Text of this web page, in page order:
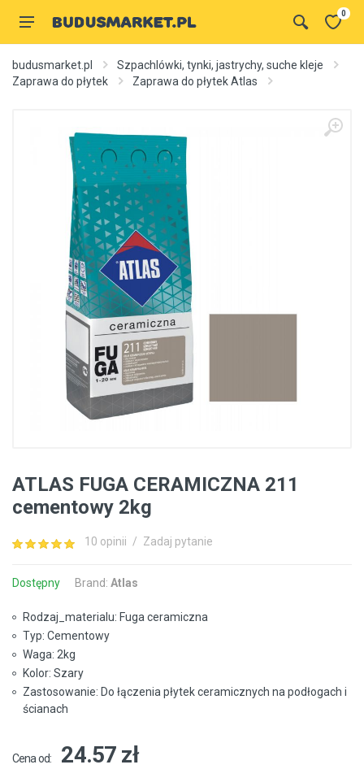
0
budusmarket.pl
Szpachlówki, tynki, jastrychy, suche kleje
Zaprawa do płytek
Zaprawa do płytek Atlas
ATLAS FUGA CERAMICZNA 211
cementowy 2kg
10 opinii / Zadaj pytanie
Dostępny Brand: Atlas
Rodzaj_materialu: Fuga ceramiczna
Typ: Cementowy
Waga: 2kg
Kolor: Szary
Zastosowanie: Do łączenia płytek ceramicznych na podłogach i
ścianach
Cena od: 24.57 zł